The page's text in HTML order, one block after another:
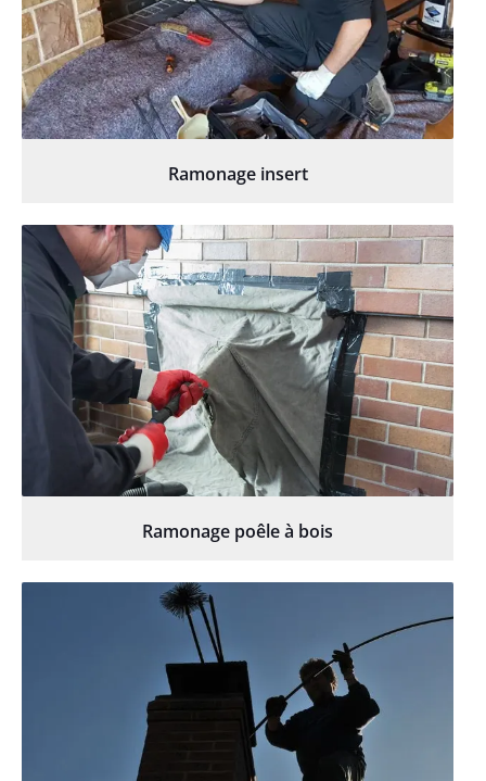
Ramonage insert
Ramonage poêle à bois